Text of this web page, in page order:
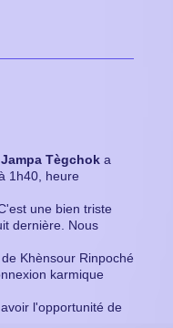
Tègchok a
1h40, heure
une bien triste
dernière. Nous
Khènsour Rinpoché
karmique
l'opportunité de